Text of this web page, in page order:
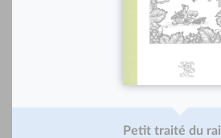
Petit traité du